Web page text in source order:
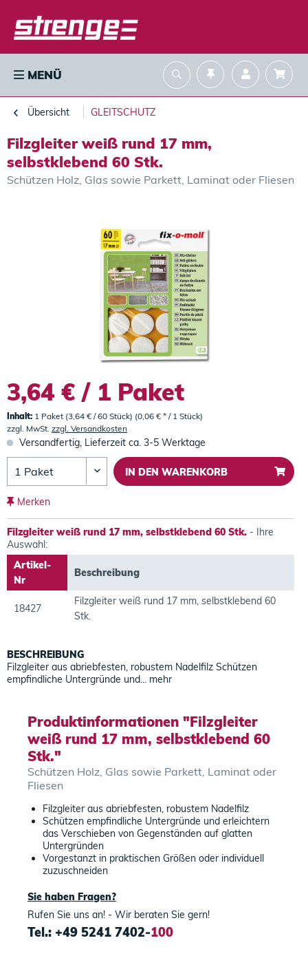
MENÜ
Übersicht GLEITSCHUTZ
Filzgleiter weiß rund 17 mm,
selbstklebend 60 Stk.
Schützen Holz, Glas sowie Parkett, Laminat oder Fliesen
3,64 € / 1 Paket
Inhalt: 1 Paket (3,64 € / 60 Stück) (0,06 € * / 1 Stück)
zzgl. MwSt. zzgl. Versandkosten
Versandfertig, Lieferzeit ca. 3-5 Werktage
IN DEN WARENKORB
Merken
Filzgleiter weiß rund 17 mm, selbstklebend 60 Stk. - Ihre
Auswahl:
Artikel-
Nr
Beschreibung
18427
Filzgleiter weiß rund 17 mm, selbstklebend 60
Stk.
BESCHREIBUNG
Filzgleiter aus abriebfesten, robustem Nadelfilz Schützen
empfindliche Untergründe und... mehr
Produktinformationen "Filzgleiter
weiß rund 17 mm, selbstklebend 60
Stk."
Schützen Holz, Glas sowie Parkett, Laminat oder
Fliesen
Filzgleiter aus abriebfesten, robustem Nadelfilz
Schützen empfindliche Untergründe und erleichtern
das Verschieben von Gegenständen auf glatten
Untergründen
Vorgestanzt in praktischen Größen oder individuell
zuzuschneiden
Sie haben Fragen?
Rufen Sie uns an! - Wir beraten Sie gern!
Tel.: +49 5241 7402-100